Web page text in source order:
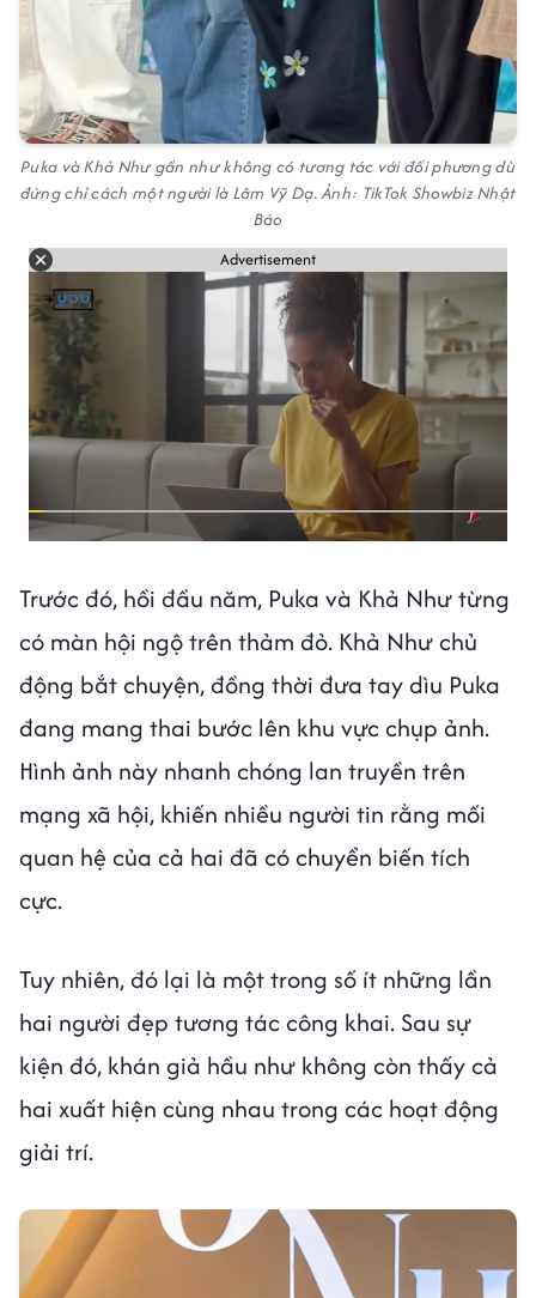
Puka và Khả Như gần như không có tương tác với đối phương dù
đứng chỉ cách một người là Lâm Vỹ Dạ. Ảnh: TikTok Showbiz Nhật
Báo
Advertisement
Trước đó, hồi đầu năm, Puka và Khả Như từng
có màn hội ngộ trên thảm đỏ. Khả Như chủ
động bắt chuyện, đồng thời đưa tay dìu Puka
đang mang thai bước lên khu vực chụp ảnh.
Hình ảnh này nhanh chóng lan truyền trên
mạng xã hội, khiến nhiều người tin rằng mối
quan hệ của cả hai đã có chuyển biến tích
cực.
Tuy nhiên, đó lại là một trong số ít những lần
hai người đẹp tương tác công khai. Sau sự
kiện đó, khán giả hầu như không còn thấy cả
hai xuất hiện cùng nhau trong các hoạt động
giải trí.